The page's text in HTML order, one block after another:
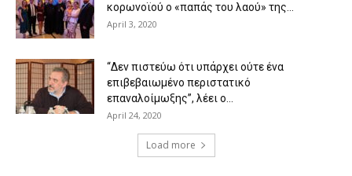
κορωνοϊού ο «παπάς του λαού» της...
April 3, 2020
“Δεν πιστεύω ότι υπάρχει ούτε ένα
επιβεβαιωμένο περιστατικό
επαναλοίμωξης”, λέει ο...
April 24, 2020
Load more